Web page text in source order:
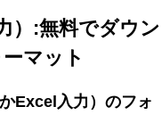
）:無料でダウン
マット
Excel入力）のフォ